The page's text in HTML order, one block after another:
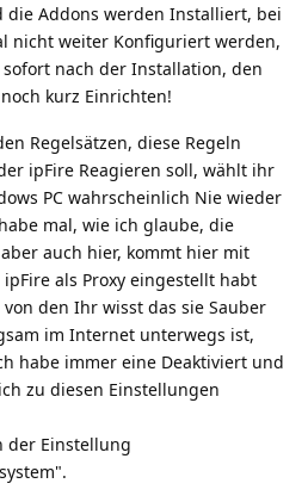
Addons werden Installiert, bei
nicht weiter Konfiguriert werden,
nach der Installation, den
kurz Einrichten!
Regelsätzen, diese Regeln
ipFire Reagieren soll, wählt ihr
PC wahrscheinlich Nie wieder
mal, wie ich glaube, die
auch hier, kommt hier mit
als Proxy eingestellt habt
den Ihr wisst das sie Sauber
im Internet unterwegs ist,
habe immer eine Deaktiviert und
zu diesen Einstellungen
der Einstellung